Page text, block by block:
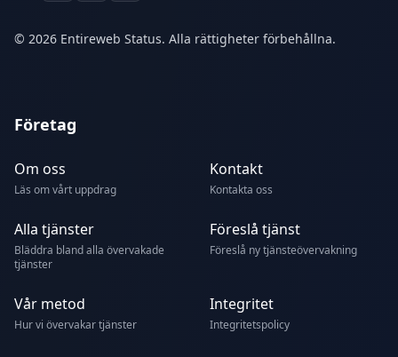
© 2026 Entireweb Status. Alla rättigheter förbehållna.
Företag
Om oss
Läs om vårt uppdrag
Kontakt
Kontakta oss
Alla tjänster
Bläddra bland alla övervakade
tjänster
Föreslå tjänst
Föreslå ny tjänsteövervakning
Vår metod
Hur vi övervakar tjänster
Integritet
Integritetspolicy